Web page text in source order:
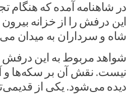
در شاهنامه آمده که هنگام
این درفش را از خزانه
شاه و سرداران به میدان
شواهد مربوط به این درفش
نیست. نقش آن بر سکه‌ها و
دیده می‌شود. یکی از